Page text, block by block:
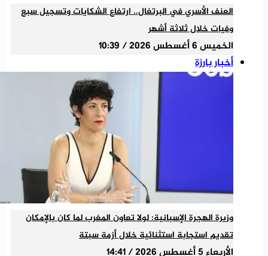
العنف الأسري في البرتغال.. ارتفاع الشكايات وتسجيل سبع
وفيات خلال ثلاثة أشهر
الخميس 6 أغسطس 2026 / 10:39
أخبار بارزة
وزيرة الهجرة الإسبانية: لولا تعاون المغرب لما كان بالإمكان
تقديم استجابة استثنائية خلال أزمة سبتة
الأربعاء 5 أغسطس 2026 / 14:41